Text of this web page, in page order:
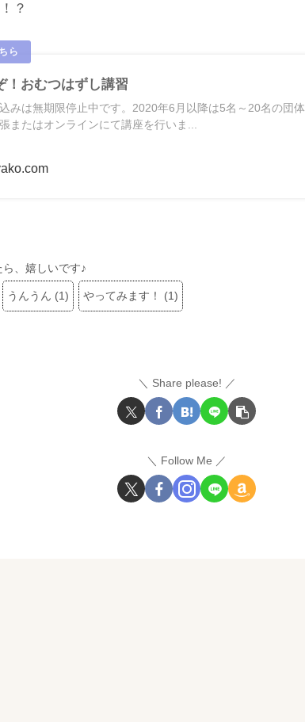
？
！おむつはずし講習
みは無期限停止中です。2020年6月以降は5名～20名の団体
またはオンラインにて講座を行いま...
、嬉しいです♪
うんうん (1) やってみます！ (1)
Share please!
Follow Me